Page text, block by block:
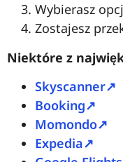
Wybierasz
Zostajesz
Niektóre z
Skyscanner↗
Booking↗
Momondo↗
Expedia↗